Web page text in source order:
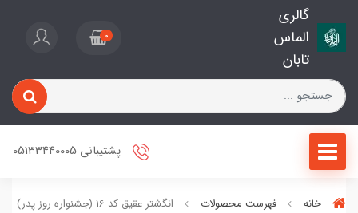
گالری
الماس
تابان
0
پشتیبانی 05133440005
خانه فهرست محصولات انگشتر عقیق کد 16 (جشنواره روز پدر)